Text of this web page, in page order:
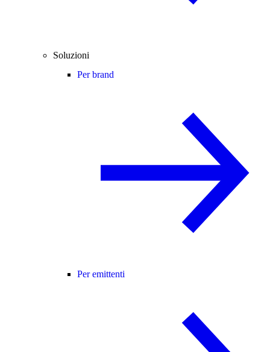
Soluzioni
Per brand
Per emittenti